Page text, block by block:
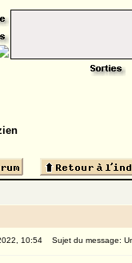
10:54 Sujet du message: